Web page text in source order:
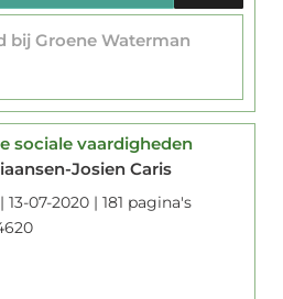
bij Groene Waterman
sociale vaardigheden
Josien Caris
07-2020 | 181 pagina's